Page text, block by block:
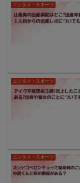
エンタメ・スポーツ
エンタメ・スポーツ
エンタメ・スポーツ